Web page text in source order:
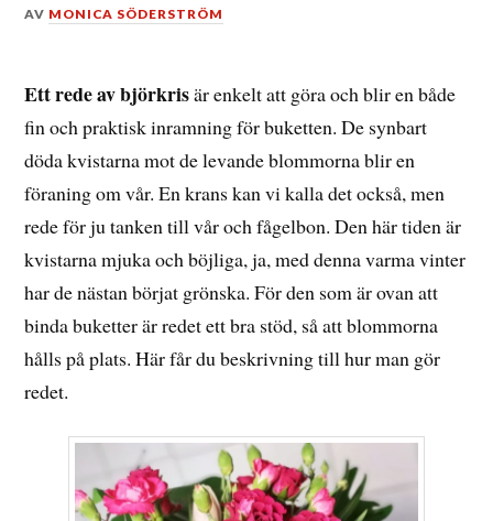
DEN
2020
AV MONICA SÖDERSTRÖM
Ett rede av björkrisär enkelt att göra och blir en både
fin och praktisk inramning för buketten. De synbart
döda kvistarna mot de levande blommorna blir en
föraning om vår. En krans kan vi kalla det också, men
rede för ju tanken till vår och fågelbon. Den här tiden är
kvistarna mjuka och böjliga, ja, med denna varma vinter
har de nästan börjat grönska. För den som är ovan att
binda buketter är redet ett bra stöd, så att blommorna
hålls på plats. Här får du beskrivning till hur man gör
redet.